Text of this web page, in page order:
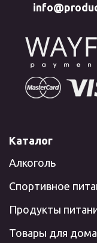
Каталог
Алкоголь
Спортивное
Продукты
Товары для дома